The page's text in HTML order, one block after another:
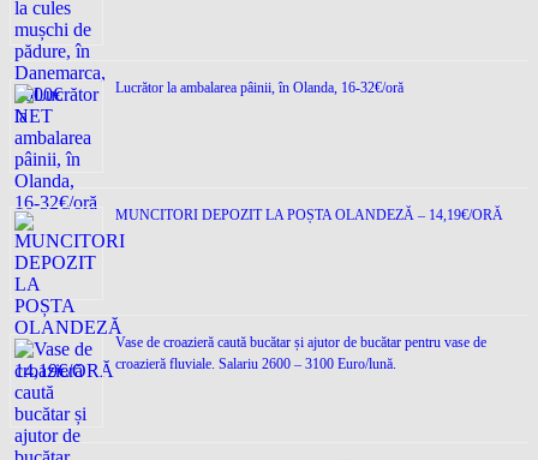
Lucrător la ambalarea pâinii, în Olanda, 16-32€/oră
MUNCITORI DEPOZIT LA POȘTA OLANDEZĂ – 14,19€/ORĂ
Vase de croazieră caută bucătar și ajutor de bucătar pentru vase de
croazieră fluviale. Salariu 2600 – 3100 Euro/lună.